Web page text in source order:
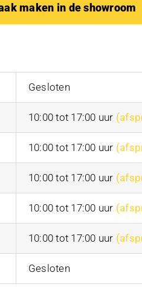
maken in de showroom
Gesloten
10:00 tot 17:00 uur
10:00 tot 17:00 uur
10:00 tot 17:00 uur
10:00 tot 17:00 uur
10:00 tot 17:00 uur
Gesloten